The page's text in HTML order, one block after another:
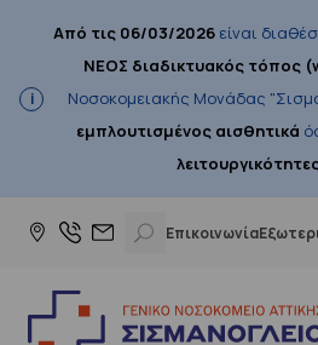
Από τις 06/03/2026είναι
ΝΕΟΣ διαδικτυακός τόπος
Νοσοκομειακής Μονάδας
εμπλουτισμένος αισθητικά
Επικοινωνία